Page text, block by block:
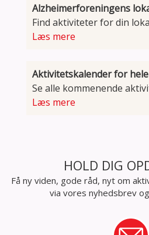
Alzheimerforeningens
Find aktiviteter for din
Læs mere
Aktivitetskalender for
Se alle kommenende
Læs mere
HOLD DIG
Få ny viden, gode råd, nyt om
via vores nyhedsbrev